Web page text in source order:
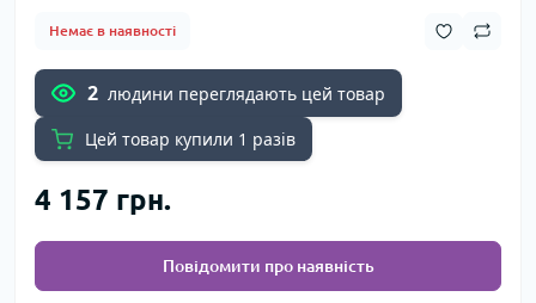
Немає в наявності
2 людини переглядають цей товар
Цей товар купили 1 разів
4 157 грн.
Повідомити про наявність